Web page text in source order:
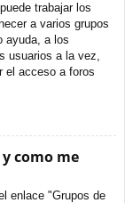
trabajar los
a varios grupos
ayuda, a los
usuarios a la vez,
el acceso a foros
como me
enlace "Grupos de